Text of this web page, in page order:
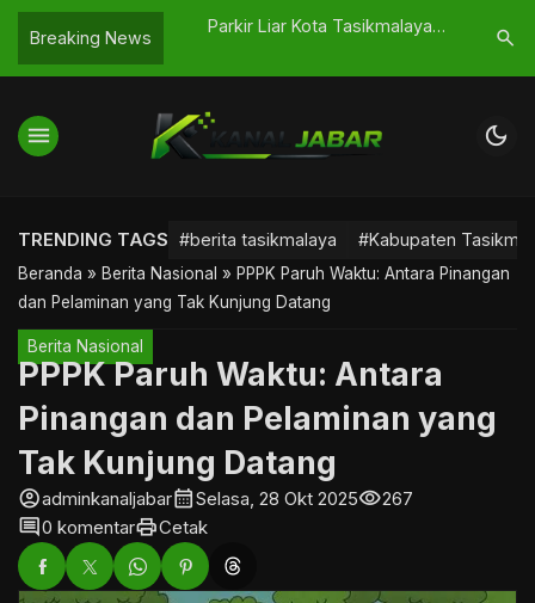
Breaking News
Parkir Liar Kota Tasikmalaya
Aktivitas Ngabuburit
Cahaya
search
menu dark_mode
TRENDING TAGS #berita tasikmalaya #Kabupaten
Beranda » Berita Nasional » PPPK Paruh Waktu: Antara Pinangan
dan Pelaminan yang Tak Kunjung Datang
Berita Nasional
PPPK Paruh Waktu: Antara
Pinangan dan Pelaminan yang
Tak Kunjung Datang
account_circleadminkanaljabarcalendar_monthSelasa, 28 Okt 2025visibility267
comment0 komentarprintCetak